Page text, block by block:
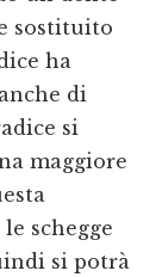
sostituito
ha
di
si
maggiore
schegge
si potrà